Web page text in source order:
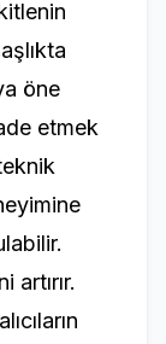
öne
etmek
artırır.